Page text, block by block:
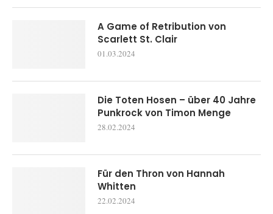
A Game of Retribution von
Scarlett St. Clair
01.03.2024
Die Toten Hosen – über 40 Jahre
Punkrock von Timon Menge
28.02.2024
Für den Thron von Hannah
Whitten
22.02.2024